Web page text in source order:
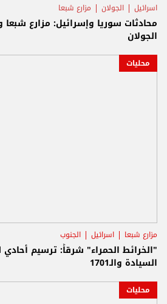
اسرائيل الجولان مزارع شبعا
محادثات سوريا وإسرائيل: مزارع
الجولان
محليات
مزارع شبعا اسرائيل الجنوب
"الخرائط الحمراء" شرقاً: ترسيم أحادي
السيادة والـ1701
محليات